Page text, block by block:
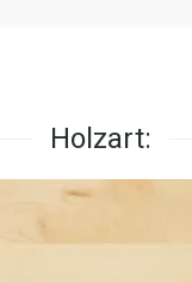
Holzart: